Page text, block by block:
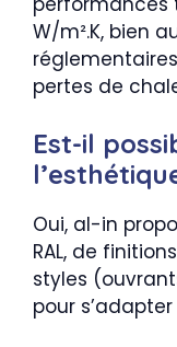
W/m².K, bien
pertes de
Est-il
Oui, al-in
RAL, de
styles
pour